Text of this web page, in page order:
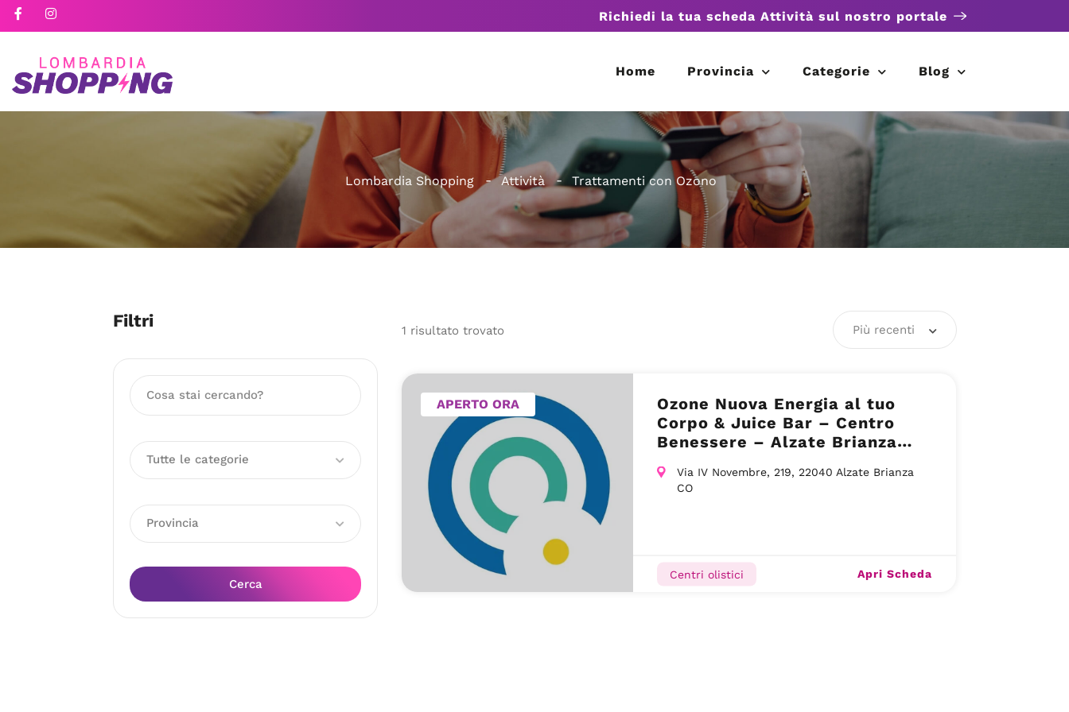
Richiedi la tua scheda Attività sul nostro portale
Home Provincia Categorie Blog
Lombardia Shopping Attività Trattamenti con Ozono
Filtri
Tutte le categorie
Provincia
Cerca
1 risultato trovato Più recenti
APERTO ORA
Ozone Nuova Energia al tuo
Corpo & Juice Bar – Centro
Benessere – Alzate Brianza
Via IV Novembre, 219, 22040 Alzate Brianza
CO
Centri olistici Apri Scheda